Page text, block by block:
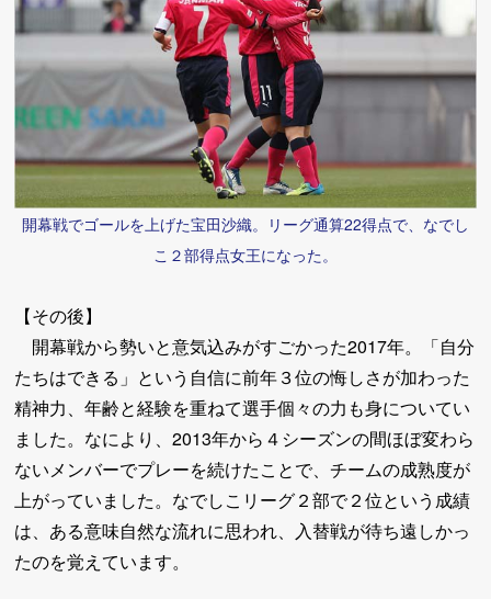
開幕戦でゴールを上げた宝田沙織。リーグ通算22得点で、なでし
こ２部得点女王になった。
【その後】
開幕戦から勢いと意気込みがすごかった2017年。「自分
たちはできる」という自信に前年３位の悔しさが加わった
精神力、年齢と経験を重ねて選手個々の力も身についてい
ました。なにより、2013年から４シーズンの間ほぼ変わら
ないメンバーでプレーを続けたことで、チームの成熟度が
上がっていました。なでしこリーグ２部で２位という成績
は、ある意味自然な流れに思われ、入替戦が待ち遠しかっ
たのを覚えています。